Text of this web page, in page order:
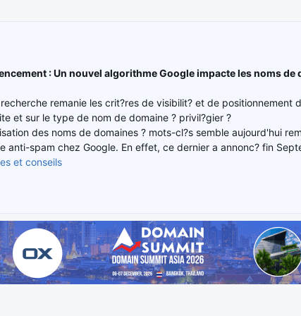
: Un nouvel algorithme Google impacte les noms de
remanie les crit?res de visibilit? et de
et sur le type de nom de domaine ? privil?gier ?
des noms de domaines ? mots-cl?s semble aujourd'hui
anti-spam chez Google. En effet, ce dernier a annonc? fin
et conseils